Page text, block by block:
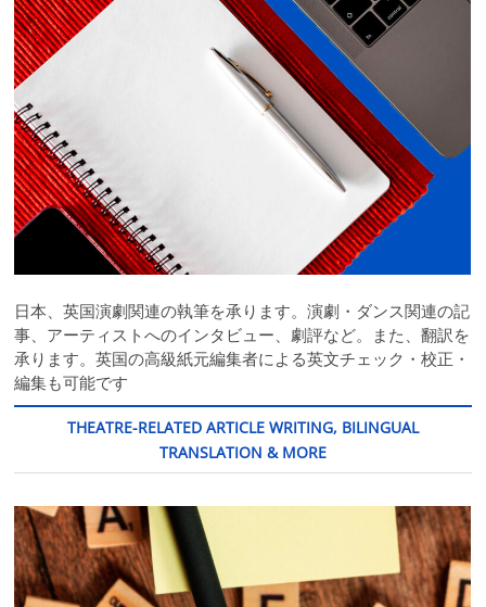
日本、英国演劇関連の執筆を承ります。演劇・ダンス関連の記
事、アーティストへのインタビュー、劇評など。また、翻訳を
承ります。英国の高級紙元編集者による英文チェック・校正・
編集も可能です
THEATRE-RELATED ARTICLE WRITING, BILINGUAL
TRANSLATION & MORE